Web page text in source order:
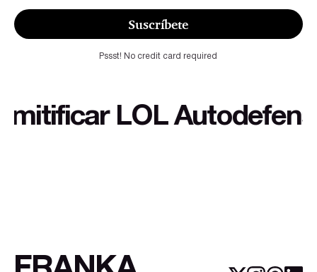
Suscríbete
Pssst! No credit card required
LOL